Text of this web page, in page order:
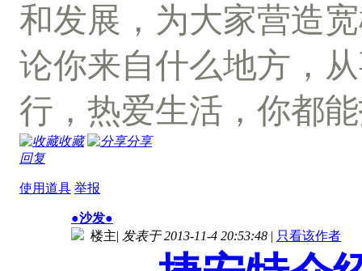
和发展，为大家营造
论你来自什么地方，
行，热爱生活，你都
收藏
分享
回复
使用道具 举报
●沙发●
楼主| 发表于 2013-11-4 20:53:48 | 只看该作者